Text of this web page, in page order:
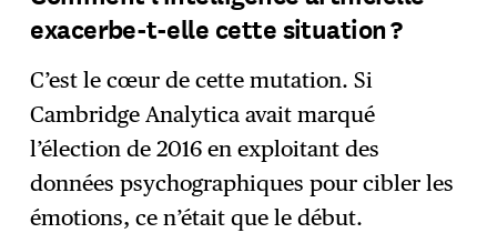
exacerbe-t-elle cette situation ?
C’est le cœur de cette mutation. Si
Cambridge Analytica avait marqué
l’élection de 2016 en exploitant des
données psychographiques pour cibler les
émotions, ce n’était que le début.